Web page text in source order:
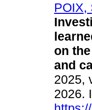
POIX,
on
and
2025,
2026.